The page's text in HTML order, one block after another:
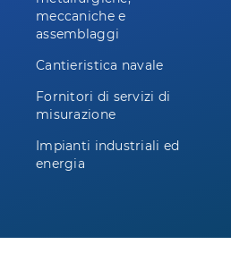
meccaniche e
assemblaggi
Cantieristica navale
Fornitori di servizi di
misurazione
Impianti industriali ed
energia